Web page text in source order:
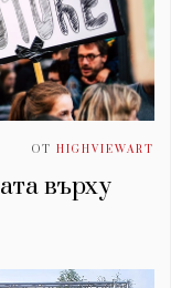
ОТ HIGHVIEWART
върху